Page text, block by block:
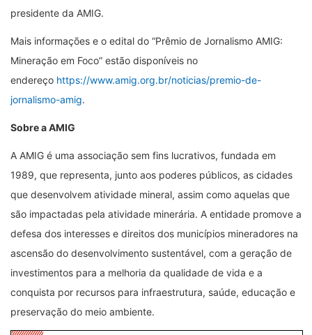
presidente da AMIG.
Mais informações e o edital do “Prêmio de Jornalismo AMIG:
Mineração em Foco” estão disponíveis no
endereço https://www.amig.org.br/noticias/premio-de-
jornalismo-amig.
Sobre a AMIG
A AMIG é uma associação sem fins lucrativos, fundada em
1989, que representa, junto aos poderes públicos, as cidades
que desenvolvem atividade mineral, assim como aquelas que
são impactadas pela atividade minerária. A entidade promove a
defesa dos interesses e direitos dos municípios mineradores na
ascensão do desenvolvimento sustentável, com a geração de
investimentos para a melhoria da qualidade de vida e a
conquista por recursos para infraestrutura, saúde, educação e
preservação do meio ambiente.